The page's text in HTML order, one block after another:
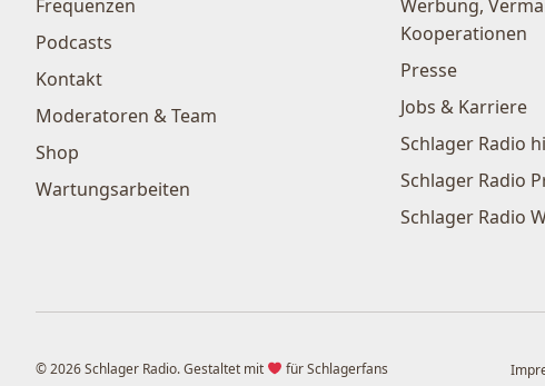
Frequenzen
Podcasts
Kontakt
Moderatoren & Team
Shop
Wartungsarbeiten
Werbung,
Kooperationen
Presse
Jobs & Karriere
Schlager Radio
Schlager Radio
Schlager Radio
© 2026 Schlager Radio. Gestaltet mit für Schlagerfans